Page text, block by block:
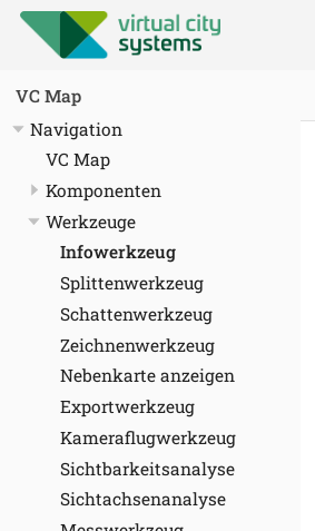
VC Map
Navigation
VC Map
Komponenten
Werkzeuge
Infowerkzeug
Splittenwerkzeug
Schattenwerkzeug
Zeichnenwerkzeug
Nebenkarte anzeigen
Exportwerkzeug
Kameraflugwerkzeug
Sichtbarkeitsanalyse
Sichtachsenanalyse